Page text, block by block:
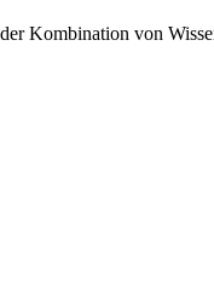
Kombination von